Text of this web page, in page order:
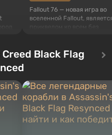
Fallout 76 — новая игра во
вселенной Fallout,
приквелом ко всем без
76, первого среди
Оно же, по задумке
первым после того, как на
Америку упадут ядерные
Место действия Fallout...
Black Flag